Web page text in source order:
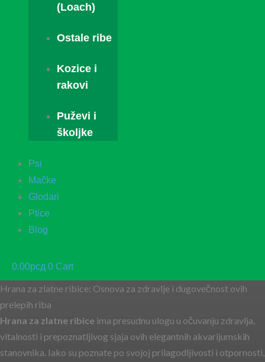
(Loach)
Ostale ribe
Kozice i
rakovi
Puževi i
školjke
Psi
Mačke
Glodari
Ptice
Blog
0.00рсд 0 Cart
Hrana za zlatne ribice: Osnova za zdravlje i dugovečnost ovih
prelepih riba
Hrana za zlatne ribice ima presudnu ulogu u očuvanju zdravlja,
vitalnosti i prepoznatljivog sjaja ovih elegantnih akvarijumskih
stanovnika. Iako su poznate po svojoj prilagodljivosti i otpornosti,